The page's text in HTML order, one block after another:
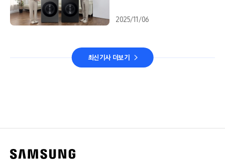
2025/11/06
최신기사 더보기